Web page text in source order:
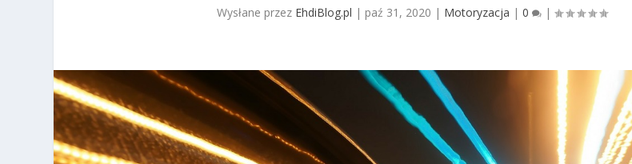
Wysłane przez EhdiBlog.pl | paź 31, 2020 | Motoryzacja | 0 |